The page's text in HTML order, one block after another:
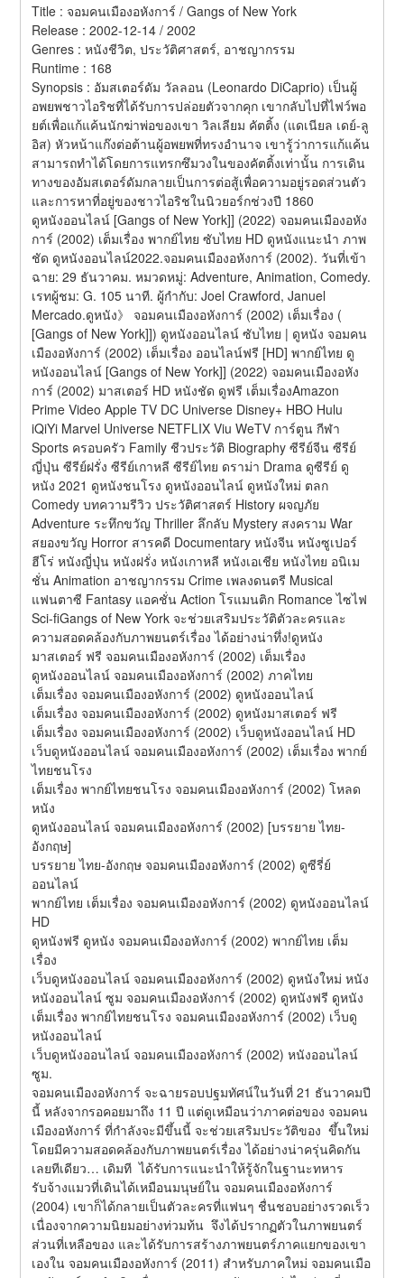
Title : จอมคนเมืองอหังการ์ / Gangs of New York
Release : 2002-12-14 / 2002
Genres : หนังชีวิต, ประวัติศาสตร์, อาชญากรรม
Runtime : 168
Synopsis : อัมสเตอร์ดัม วัลลอน (Leonardo DiCaprio) เป็นผู้
อพยพชาวไอริชที่ได้รับการปล่อยตัวจากคุก เขากลับไปที่ไฟว์พอ
ยต์เพื่อแก้แค้นนักฆ่าพ่อของเขา วิลเลียม คัตติ้ง (แดเนียล เดย์-ลู
อิส) หัวหน้าแก๊งต่อต้านผู้อพยพที่ทรงอำนาจ เขารู้ว่าการแก้แค้น
สามารถทำได้โดยการแทรกซึมวงในของคัตติ้งเท่านั้น การเดิน
ทางของอัมสเตอร์ดัมกลายเป็นการต่อสู้เพื่อความอยู่รอดส่วนตัว
และการหาที่อยู่ของชาวไอริชในนิวยอร์กช่วงปี 1860
ดูหนังออนไลน์ [Gangs of New York]] (2022) จอมคนเมืองอหัง
การ์ (2002) เต็มเรื่อง พากย์ไทย ซับไทย HD ดูหนังแนะนำ ภาพ
ชัด ดูหนังออนไลน์2022.จอมคนเมืองอหังการ์ (2002). วันที่เข้า
ฉาย: 29 ธันวาคม. หมวดหมู่: Adventure, Animation, Comedy.
เรทผู้ชม: G. 105 นาที. ผู้กำกับ: Joel Crawford, Januel
Mercado.ดูหนัง》 จอมคนเมืองอหังการ์ (2002) เต็มเรื่อง (
[Gangs of New York]]) ดูหนังออนไลน์ ซับไทย | ดูหนัง จอมคน
เมืองอหังการ์ (2002) เต็มเรื่อง ออนไลน์ฟรี [HD] พากย์ไทย ดู
หนังออนไลน์ [Gangs of New York]] (2022) จอมคนเมืองอหัง
การ์ (2002) มาสเตอร์ HD หนังชัด ดูฟรี เต็มเรื่องAmazon
Prime Video Apple TV DC Universe Disney+ HBO Hulu
iQiYi Marvel Universe NETFLIX Viu WeTV การ์ตูน กีฬา
Sports ครอบครัว Family ชีวประวัติ Biography ซีรีย์จีน ซีรีย์
ญี่ปุ่น ซีรีย์ฝรั่ง ซีรีย์เกาหลี ซีรีย์ไทย ดราม่า Drama ดูซีรีย์ ดู
หนัง 2021 ดูหนังชนโรง ดูหนังออนไลน์ ดูหนังใหม่ ตลก
Comedy บทความรีวิว ประวัติศาสตร์ History ผจญภัย
Adventure ระทึกขวัญ Thriller ลึกลับ Mystery สงคราม War
สยองขวัญ Horror สารคดี Documentary หนังจีน หนังซูเปอร์
ฮีโร่ หนังญี่ปุ่น หนังฝรั่ง หนังเกาหลี หนังเอเชีย หนังไทย อนิเม
ชั่น Animation อาชญากรรม Crime เพลงดนตรี Musical
แฟนตาซี Fantasy แอคชั่น Action โรแมนติก Romance ไซไฟ
Sci-fiGangs of New York จะช่วยเสริมประวัติตัวละครและ
ความสอดคล้องกับภาพยนตร์เรื่อง ได้อย่างน่าทึ่ง!ดูหนัง
มาสเตอร์ ฟรี จอมคนเมืองอหังการ์ (2002) เต็มเรื่อง
ดูหนังออนไลน์ จอมคนเมืองอหังการ์ (2002) ภาคไทย
เต็มเรื่อง จอมคนเมืองอหังการ์ (2002) ดูหนังออนไลน์
เต็มเรื่อง จอมคนเมืองอหังการ์ (2002) ดูหนังมาสเตอร์ ฟรี
เต็มเรื่อง จอมคนเมืองอหังการ์ (2002) เว็บดูหนังออนไลน์ HD
เว็บดูหนังออนไลน์ จอมคนเมืองอหังการ์ (2002) เต็มเรื่อง พากย์
ไทยชนโรง
เต็มเรื่อง พากย์ไทยชนโรง จอมคนเมืองอหังการ์ (2002) โหลด
หนัง
ดูหนังออนไลน์ จอมคนเมืองอหังการ์ (2002) [บรรยาย ไทย-
อังกฤษ]
บรรยาย ไทย-อังกฤษ จอมคนเมืองอหังการ์ (2002) ดูซีรี่ย์
ออนไลน์
พากย์ไทย เต็มเรื่อง จอมคนเมืองอหังการ์ (2002) ดูหนังออนไลน์
HD
ดูหนังฟรี ดูหนัง จอมคนเมืองอหังการ์ (2002) พากย์ไทย เต็ม
เรื่อง
เว็บดูหนังออนไลน์ จอมคนเมืองอหังการ์ (2002) ดูหนังใหม่ หนัง
หนังออนไลน์ ซูม จอมคนเมืองอหังการ์ (2002) ดูหนังฟรี ดูหนัง
เต็มเรื่อง พากย์ไทยชนโรง จอมคนเมืองอหังการ์ (2002) เว็บดู
หนังออนไลน์
เว็บดูหนังออนไลน์ จอมคนเมืองอหังการ์ (2002) หนังออนไลน์
ซูม.
จอมคนเมืองอหังการ์ จะฉายรอบปฐมทัศน์ในวันที่ 21 ธันวาคมปี
นี้ หลังจากรอคอยมาถึง 11 ปี แต่ดูเหมือนว่าภาคต่อของ จอมคน
เมืองอหังการ์ ที่กำลังจะมีขึ้นนี้ จะช่วยเสริมประวัติของ  ขึ้นใหม่
โดยมีความสอดคล้องกับภาพยนตร์เรื่อง ได้อย่างน่าครุ่นคิดกัน
เลยทีเดียว… เดิมที  ได้รับการแนะนำให้รู้จักในฐานะทหาร
รับจ้างแมวที่เดินได้เหมือนมนุษย์ใน จอมคนเมืองอหังการ์
(2004) เขาก็ได้กลายเป็นตัวละครที่แฟนๆ ชื่นชอบอย่างรวดเร็ว
เนื่องจากความนิยมอย่างท่วมท้น  จึงได้ปรากฏตัวในภาพยนตร์
ส่วนที่เหลือของ และได้รับการสร้างภาพยนตร์ภาคแยกของเขา
เองใน จอมคนเมืองอหังการ์ (2011) สำหรับภาคใหม่ จอมคนเมือ